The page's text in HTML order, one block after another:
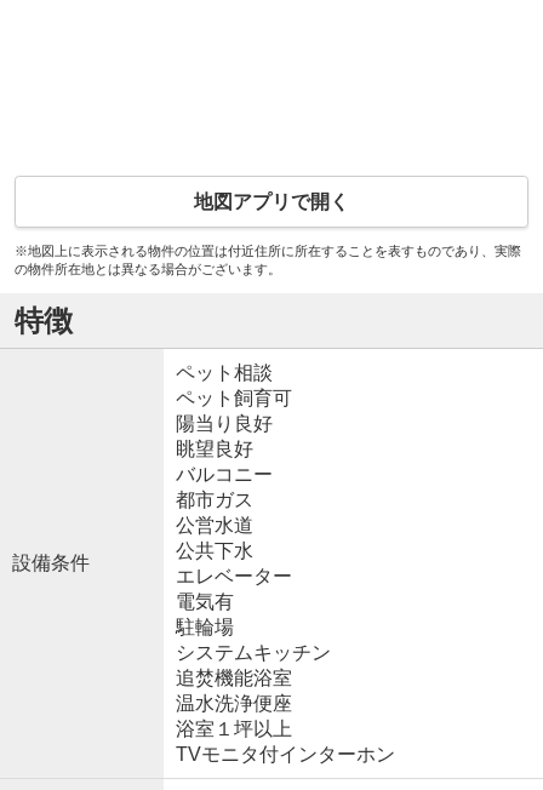
地図アプリで開く
※地図上に表示される物件の位置は付近住所に所在することを表すものであり、実際
の物件所在地とは異なる場合がございます。
特徴
設備条件
ペット相談
ペット飼育可
陽当り良好
眺望良好
バルコニー
都市ガス
公営水道
公共下水
エレベーター
電気有
駐輪場
システムキッチン
追焚機能浴室
温水洗浄便座
浴室１坪以上
TVモニタ付インターホン